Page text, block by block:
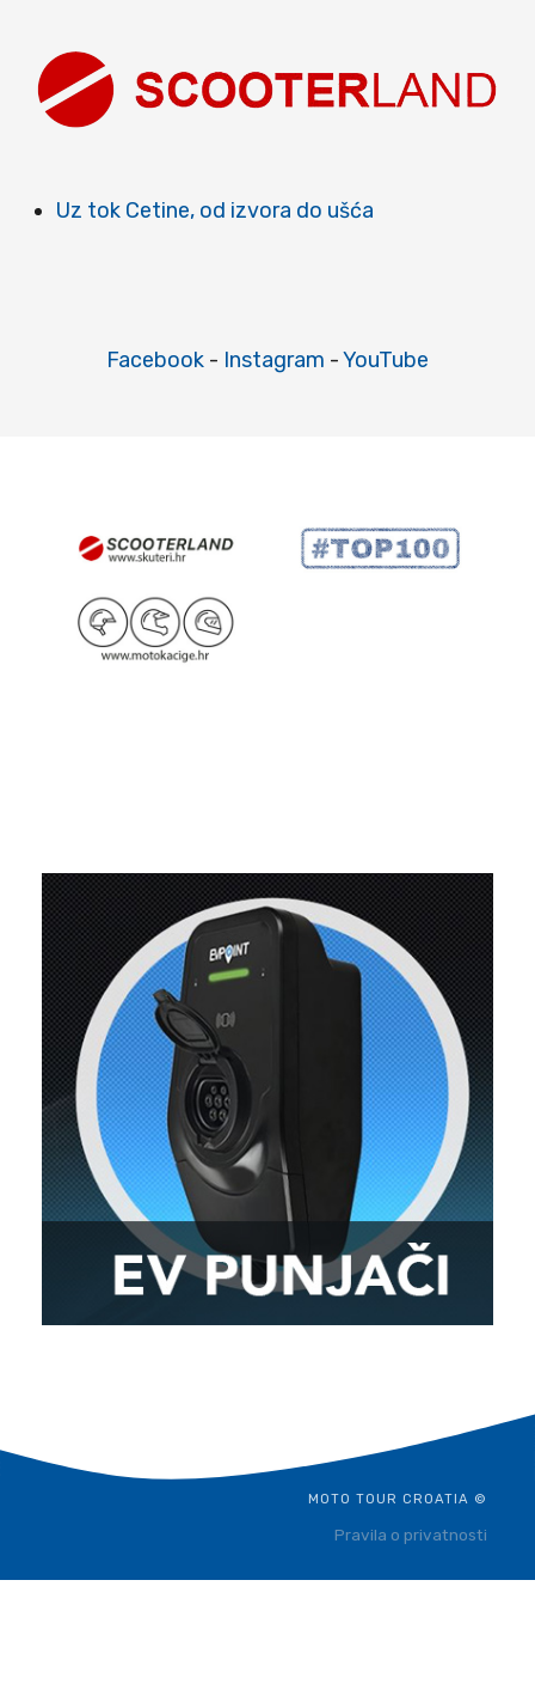
Uz tok Cetine, od izvora do ušća
Facebook - Instagram -YouTube
MOTO TOUR CROATIA ©
Pravila o privatnosti